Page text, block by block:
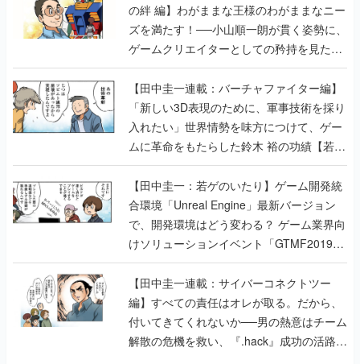
の絆 編】わがままな王様のわがままなニー
ズを満たす！──小山順一朗が貫く姿勢に、
ゲームクリエイターとしての矜持を見た
【若ゲのいたり最終回】
【田中圭一連載：バーチャファイター編】
「新しい3D表現のために、軍事技術を採り
入れたい」世界情勢を味方につけて、ゲー
ムに革命をもたらした鈴木 裕の功績【若ゲ
のいたり】
【田中圭一：若ゲのいたり】ゲーム開発統
合環境「Unreal Engine」最新バージョン
で、開発環境はどう変わる？ ゲーム業界向
けソリューションイベント「GTMF2019」
に行って、より理解を深めよう【PR】
【田中圭一連載：サイバーコネクトツー
編】すべての責任はオレが取る。だから、
付いてきてくれないか──男の熱意はチーム
解散の危機を救い、『.hack』成功の活路を
開く。業界の快男児・松山 洋に流れる血は